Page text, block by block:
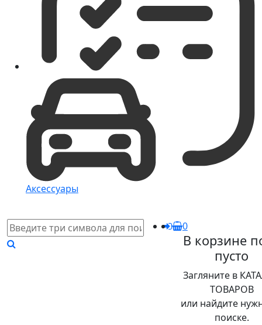
Аксессуары
0
В корзине
пусто
Загляните в
ТОВАРОВ
или найдите
поиске.